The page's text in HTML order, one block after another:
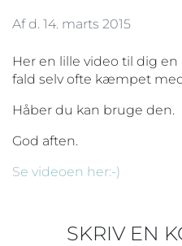
Af d. 14. marts 2015
Her en lille video til dig
fald selv ofte kæmpet
Håber du kan bruge den.
God aften.
Se videoen her:-)
SKRIV EN